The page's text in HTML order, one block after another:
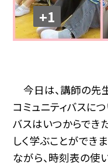
+1
今日は、講師の先
コミュニティバスに
バスはいつからでき
しく学ぶことができ
ながら、時刻表の使